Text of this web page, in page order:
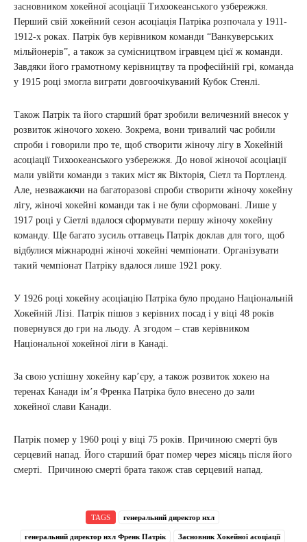
засновником хокейної асоціації Тихоокеанського узбережжя.
Перший свій хокейний сезон асоціація Патріка розпочала у 1911-
1912-х роках. Патрік був керівником команди “Ванкуверських
мільйонерів”, а також за сумісництвом ігравцем цієї ж команди.
Завдяки його грамотному керівництву та професійній грі, команда
у 1915 році змогла виграти довгоочікуваний Кубок Стенлі.
Також Патрік та його старший брат зробили величезний внесок у
розвиток жіночого хокею. Зокрема, вони тривалий час робили
спроби і говорили про те, щоб створити жіночу лігу в Хокейній
асоціації Тихоокеанського узбережжя. До нової жіночої асоціації
мали увійти команди з таких міст як Вікторія, Сіетл та Портленд.
Але, незважаючи на багаторазові спроби створити жіночу хокейну
лігу, жіночі хокейні команди так і не були сформовані. Лише у
1917 році у Сіетлі вдалося сформувати першу жіночу хокейну
команду. Ще багато зусиль оттавець Патрік доклав для того, щоб
відбулися міжнародні жіночі хокейні чемпіонати. Організувати
такий чемпіонат Патріку вдалося лише 1921 року.
У 1926 році хокейну асоціацію Патріка було продано Національній
Хокейній Лізі. Патрік пішов з керівних посад і у віці 48 років
повернувся до гри на льоду. А згодом – став керівником
Національної хокейної ліги в Канаді.
За свою успішну хокейну кар’єру, а також розвиток хокею на
теренах Канади ім’я Френка Патріка було внесено до зали
хокейної слави Канади.
Патрік помер у 1960 році у віці 75 років. Причиною смерті був
серцевий напад. Його старший брат помер через місяць після його
смерті. Причиною смерті брата також став серцевий напад.
TAGS генеральний директор нхл
генеральний директор нхл Френк Патрік Засновник Хокейної асоціації